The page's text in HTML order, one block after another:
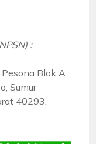
:
Pesona Blok A
Sumur
40293,